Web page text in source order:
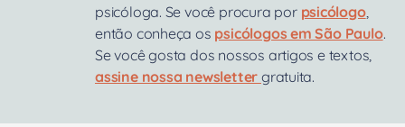
psicóloga. Se você procura por psicólogo,
então conheça os psicólogos em São Paulo.
Se você gosta dos nossos artigos e textos,
assine nossa newsletter gratuita.